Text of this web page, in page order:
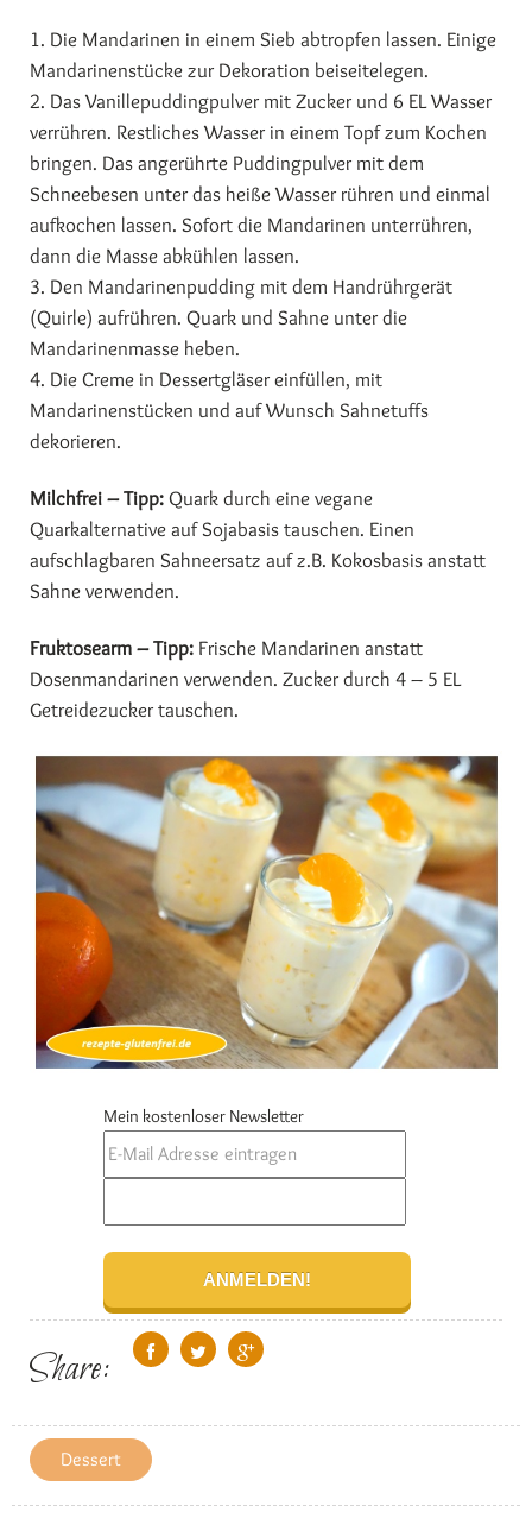
1. Die Mandarinen in einem Sieb abtropfen lassen. Einige
Mandarinenstücke zur Dekoration beiseitelegen.
2. Das Vanillepuddingpulver mit Zucker und 6 EL Wasser
verrühren. Restliches Wasser in einem Topf zum Kochen
bringen. Das angerührte Puddingpulver mit dem
Schneebesen unter das heiße Wasser rühren und einmal
aufkochen lassen. Sofort die Mandarinen unterrühren,
dann die Masse abkühlen lassen.
3. Den Mandarinenpudding mit dem Handrührgerät
(Quirle) aufrühren. Quark und Sahne unter die
Mandarinenmasse heben.
4. Die Creme in Dessertgläser einfüllen, mit
Mandarinenstücken und auf Wunsch Sahnetuffs
dekorieren.
Milchfrei – Tipp: Quark durch eine vegane
Quarkalternative auf Sojabasis tauschen. Einen
aufschlagbaren Sahneersatz auf z.B. Kokosbasis anstatt
Sahne verwenden.
Fruktosearm – Tipp: Frische Mandarinen anstatt
Dosenmandarinen verwenden. Zucker durch 4 – 5 EL
Getreidezucker tauschen.
Mein kostenloser Newsletter
Share:
Dessert